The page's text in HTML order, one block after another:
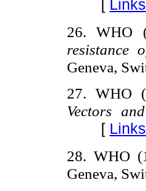
[ Links
26. WHO
resistance
Geneva,
27. WHO
Vectors
[ Links
28. WHO
Geneva,